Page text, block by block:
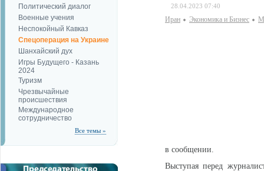
Политический диалог
Военные учения
Неспокойный Кавказ
Спецоперация на Украине
Шанхайский дух
Игры Будущего - Казань
2024
Туризм
Чрезвычайные
происшествия
Международное
сотрудничество
Все темы »
28.04.2023 07:40
Иран Экономика и Бизнес
в сообщении.
Выступая перед